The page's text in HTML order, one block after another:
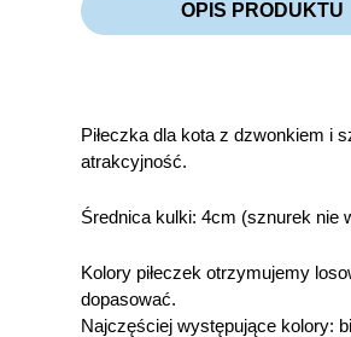
OPIS PRODUKTU
Piłeczka dla kota z dzwonkiem i
atrakcyjność.
Średnica kulki: 4cm (sznurek nie
Kolory piłeczek otrzymujemy
dopasować.
Najczęściej występujące kolory: